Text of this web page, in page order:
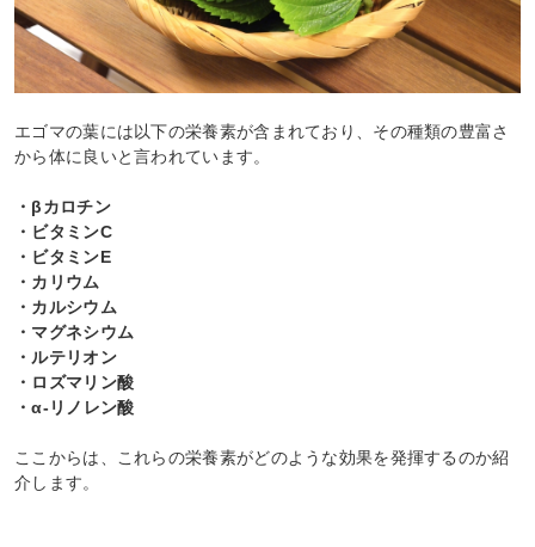
エゴマの葉には以下の栄養素が含まれており、その種類の豊富さ
から体に良いと言われています。
・βカロチン
・ビタミンC
・ビタミンE
・カリウム
・カルシウム
・マグネシウム
・ルテリオン
・ロズマリン酸
・α-リノレン酸
ここからは、これらの栄養素がどのような効果を発揮するのか紹
介します。